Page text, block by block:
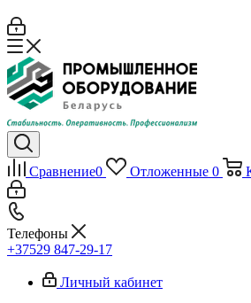
Сравнение0 Отложенные 0
Телефоны
+37529 847-29-17‬
Личный кабинет